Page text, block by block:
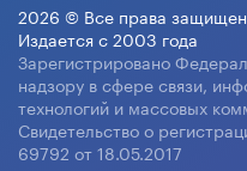
2026 © Все права
Издается с 2003 года
Зарегистрировано
надзору в сфере связи,
технологий и массовых
Свидетельство о
69792 от 18.05.2017